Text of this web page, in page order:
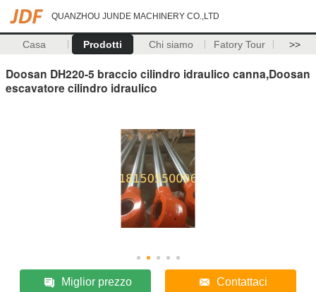
QUANZHOU JUNDE MACHINERY CO.,LTD
Casa Prodotti Chi siamo Fatory Tour >>
Doosan DH220-5 braccio cilindro idraulico canna,Doosan
escavatore cilindro idraulico
Miglior prezzo Contattaci